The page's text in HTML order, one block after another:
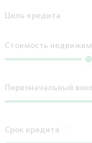
Цель кредита
Стоимость
Первоначальный
Срок кредита